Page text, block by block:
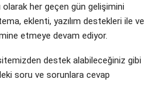
olarak her geçen gün gelişimini
eklenti, yazılım destekleri ile ve
etmeye devam ediyor.
destek alabileceğiniz gibi
soru ve sorunlara cevap